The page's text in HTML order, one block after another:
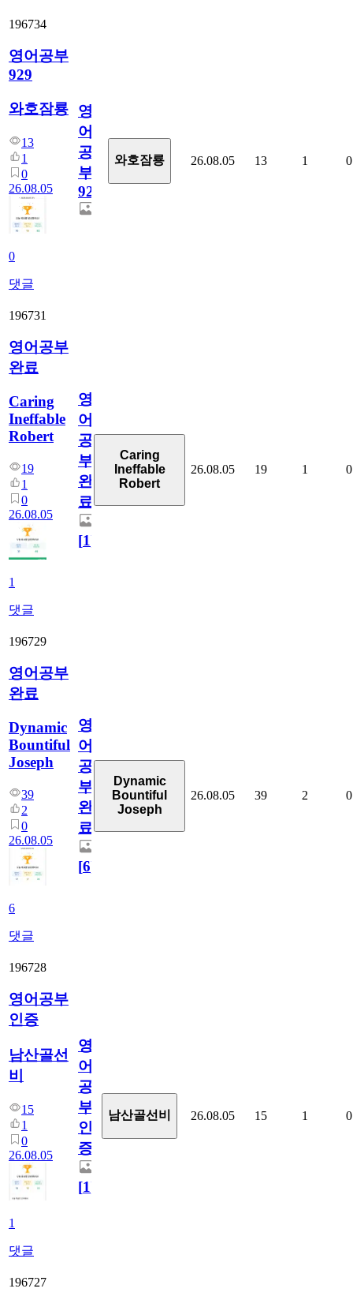
196734
영어공부
929
와호잠룡
13
1
0
26.08.05
0
댓글
영
어
공
부
929
와호잠룡 26.08.05 13 1 0
196731
영어공부
완료
Caring
Ineffable
Robert
19
1
0
26.08.05
1
댓글
영
어
공
부
완
료
[1]
Caring
Ineffable
Robert
26.08.05 19 1 0
196729
영어공부
완료
Dynamic
Bountiful
Joseph
39
2
0
26.08.05
6
댓글
영
어
공
부
완
료
[6]
Dynamic
Bountiful
Joseph
26.08.05 39 2 0
196728
영어공부
인증
남산골선
비
15
1
0
26.08.05
1
댓글
영
어
공
부
인
증
[1]
남산골선비 26.08.05 15 1 0
196727